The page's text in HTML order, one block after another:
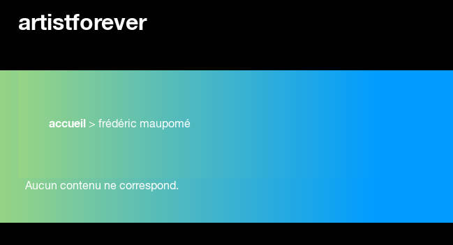
artistforever
accueil > frédéric maupomé
Aucun contenu ne correspond.